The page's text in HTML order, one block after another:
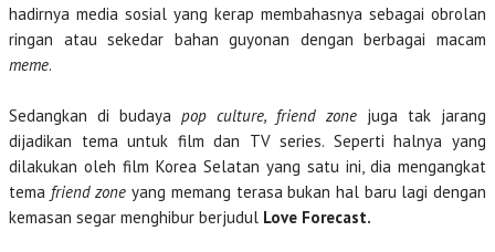
hadirnya media sosial yang kerap membahasnya sebagai obrolan
ringan atau sekedar bahan guyonan dengan berbagai macam
meme.
Sedangkan di budaya pop culture, friend zone juga tak jarang
dijadikan tema untuk film dan TV series. Seperti halnya yang
dilakukan oleh film Korea Selatan yang satu ini, dia mengangkat
tema friend zone yang memang terasa bukan hal baru lagi dengan
kemasan segar menghibur berjudul Love Forecast.